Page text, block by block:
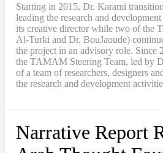
Starting in 2015, Dr. Karami
leading the research and
its creative director while two of the
Al-Turki and Dr. BouJaoude)
the project in an advisory role. Since
the TAMAM Steering Team, led by
of a team of researchers, designers
the research and development
Narrative Report